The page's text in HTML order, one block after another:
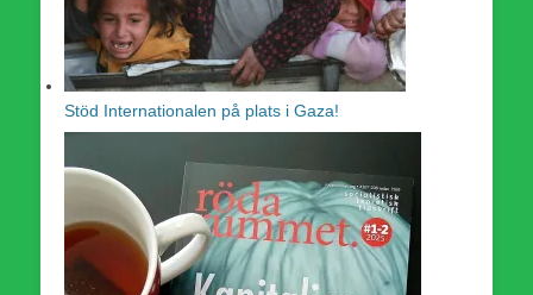
Stöd Internationalen på plats i Gaza!